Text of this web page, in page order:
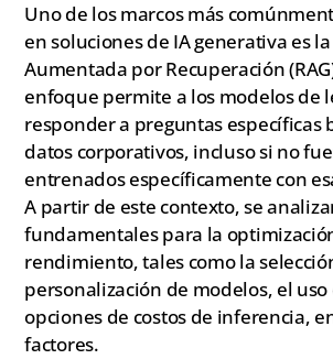
Uno de los marcos más
en soluciones de IA generativa es
Aumentada por Recuperación
enfoque permite a los modelos de
responder a preguntas específicas
datos corporativos, incluso si no
entrenados específicamente con
A partir de este contexto, se
fundamentales para la
rendimiento, tales como la
personalización de modelos, el uso
opciones de costos de inferencia,
factores.